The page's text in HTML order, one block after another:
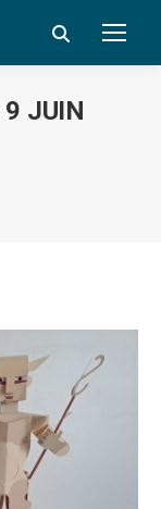
Search:
9 JUIN